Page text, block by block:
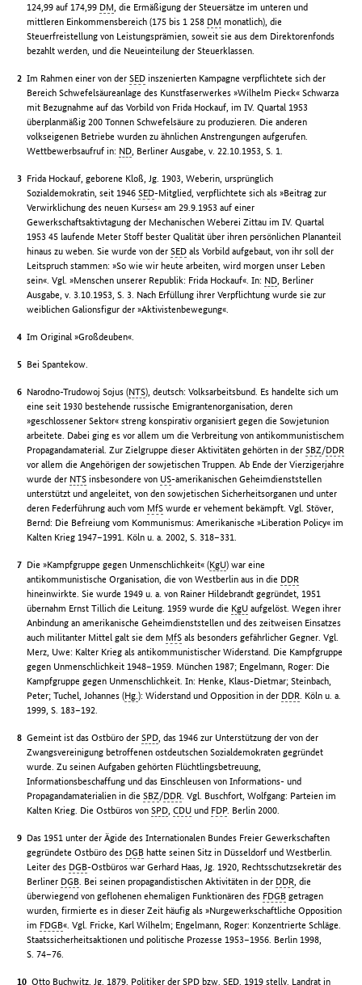
124,99 auf 174,99 DM, die Ermäßigung der Steuersätze im unteren und
mittleren Einkommensbereich (175 bis 1 258 DM monatlich), die
Steuerfreistellung von Leistungsprämien, soweit sie aus dem Direktorenfonds
bezahlt werden, und die Neueinteilung der Steuerklassen.
Im Rahmen einer von derSED inszenierten Kampagne verpflichtete sich der
Bereich Schwefelsäureanlage des Kunstfaserwerkes »Wilhelm Pieck« Schwarza
mit Bezugnahme auf das Vorbild von Frida Hockauf, im IV. Quartal 1953
überplanmäßig 200 Tonnen Schwefelsäure zu produzieren. Die anderen
volkseigenen Betriebe wurden zu ähnlichen Anstrengungen aufgerufen.
Wettbewerbsaufruf in: ND, Berliner Ausgabe, v. 22.10.1953, S. 1.
Frida Hockauf, geborene Kloß, Jg. 1903, Weberin, ursprünglich
Sozialdemokratin, seit 1946SED-Mitglied, verpflichtete sich als »Beitrag zur
Verwirklichung des neuen Kurses« am 29.9.1953 auf einer
Gewerkschaftsaktivtagung der Mechanischen Weberei Zittau im IV. Quartal
1953 45 laufende Meter Stoff bester Qualität über ihren persönlichen Plananteil
hinaus zu weben. Sie wurde von derSED als Vorbild aufgebaut, von ihr soll der
Leitspruch stammen: »So wie wir heute arbeiten, wird morgen unser Leben
sein«. Vgl. »Menschen unserer Republik: Frida Hockauf«. In: ND, Berliner
Ausgabe, v. 3.10.1953, S. 3. Nach Erfüllung ihrer Verpflichtung wurde sie zur
weiblichen Galionsfigur der »Aktivistenbewegung«.
Im Original »Großdeuben«.
Bei Spantekow.
Narodno-Trudowoj Sojus (NTS), deutsch: Volksarbeitsbund. Es handelte sich um
eine seit 1930 bestehende russische Emigrantenorganisation, deren
»geschlossener Sektor« streng konspirativ organisiert gegen die Sowjetunion
arbeitete. Dabei ging es vor allem um die Verbreitung von antikommunistischem
Propagandamaterial. Zur Zielgruppe dieser Aktivitäten gehörten in derSBZ/DDR
vor allem die Angehörigen der sowjetischen Truppen. Ab Ende der Vierzigerjahre
wurde der NTS insbesondere von US-amerikanischen Geheimdienststellen
unterstützt und angeleitet, von den sowjetischen Sicherheitsorganen und unter
deren Federführung auch vom MfS wurde er vehement bekämpft. Vgl. Stöver,
Bernd: Die Befreiung vom Kommunismus: Amerikanische »Liberation Policy« im
Kalten Krieg 1947–1991. Köln u. a. 2002, S. 318–331.
Die »Kampfgruppe gegen Unmenschlichkeit« (KgU) war eine
antikommunistische Organisation, die von Westberlin aus in die DDR
hineinwirkte. Sie wurde 1949 u. a. von Rainer Hildebrandt gegründet, 1951
übernahm Ernst Tillich die Leitung. 1959 wurde die KgU aufgelöst. Wegen ihrer
Anbindung an amerikanische Geheimdienststellen und des zeitweisen Einsatzes
auch militanter Mittel galt sie dem MfS als besonders gefährlicher Gegner. Vgl.
Merz, Uwe: Kalter Krieg als antikommunistischer Widerstand. Die Kampfgruppe
gegen Unmenschlichkeit 1948–1959. München 1987; Engelmann, Roger: Die
Kampfgruppe gegen Unmenschlichkeit. In: Henke, Klaus-Dietmar; Steinbach,
Peter; Tuchel, Johannes (Hg.): Widerstand und Opposition in der DDR. Köln u. a.
1999, S. 183–192.
Gemeint ist das Ostbüro derSPD, das 1946 zur Unterstützung der von der
Zwangsvereinigung betroffenen ostdeutschen Sozialdemokraten gegründet
wurde. Zu seinen Aufgaben gehörten Flüchtlingsbetreuung,
Informationsbeschaffung und das Einschleusen von Informations- und
Propagandamaterialien in dieSBZ/DDR. Vgl. Buschfort, Wolfgang: Parteien im
Kalten Krieg. Die Ostbüros vonSPD,CDU und FDP. Berlin 2000.
Das 1951 unter der Ägide des Internationalen Bundes Freier Gewerkschaften
gegründete Ostbüro des DGB hatte seinen Sitz in Düsseldorf und Westberlin.
Leiter des DGB-Ostbüros war Gerhard Haas, Jg. 1920, Rechtsschutzsekretär des
Berliner DGB. Bei seinen propagandistischen Aktivitäten in der DDR, die
überwiegend von geflohenen ehemaligen Funktionären des FDGB getragen
wurden, firmierte es in dieser Zeit häufig als »Nurgewerkschaftliche Opposition
im FDGB«. Vgl. Fricke, Karl Wilhelm; Engelmann, Roger: Konzentrierte Schläge.
Staatssicherheitsaktionen und politische Prozesse 1953–1956. Berlin 1998,
S. 74–76.
Otto Buchwitz, Jg. 1879, Politiker derSPD bzw.SED, 1919 stellv. Landrat in